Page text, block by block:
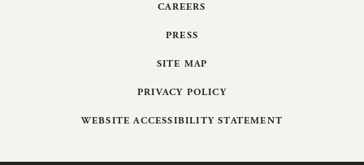
CAREERS
PRESS
SITE MAP
PRIVACY POLICY
WEBSITE ACCESSIBILITY STATEMENT